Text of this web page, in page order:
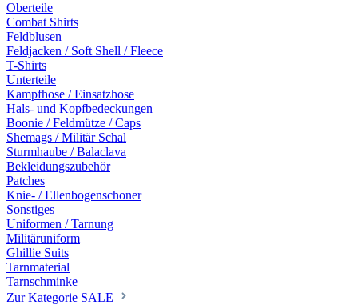
Oberteile
Combat Shirts
Feldblusen
Feldjacken / Soft Shell / Fleece
T-Shirts
Unterteile
Kampfhose / Einsatzhose
Hals- und Kopfbedeckungen
Boonie / Feldmütze / Caps
Shemags / Militär Schal
Sturmhaube / Balaclava
Bekleidungszubehör
Patches
Knie- / Ellenbogenschoner
Sonstiges
Uniformen / Tarnung
Militäruniform
Ghillie Suits
Tarnmaterial
Tarnschminke
Zur Kategorie SALE